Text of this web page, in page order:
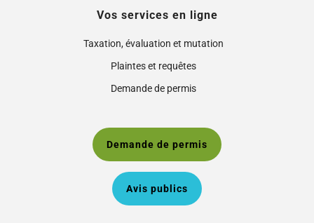
Vos services en ligne
Taxation, évaluation et mutation
Plaintes et requêtes
Demande de permis
Demande de permis
Avis publics